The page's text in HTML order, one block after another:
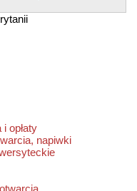
opłaty
napiwki